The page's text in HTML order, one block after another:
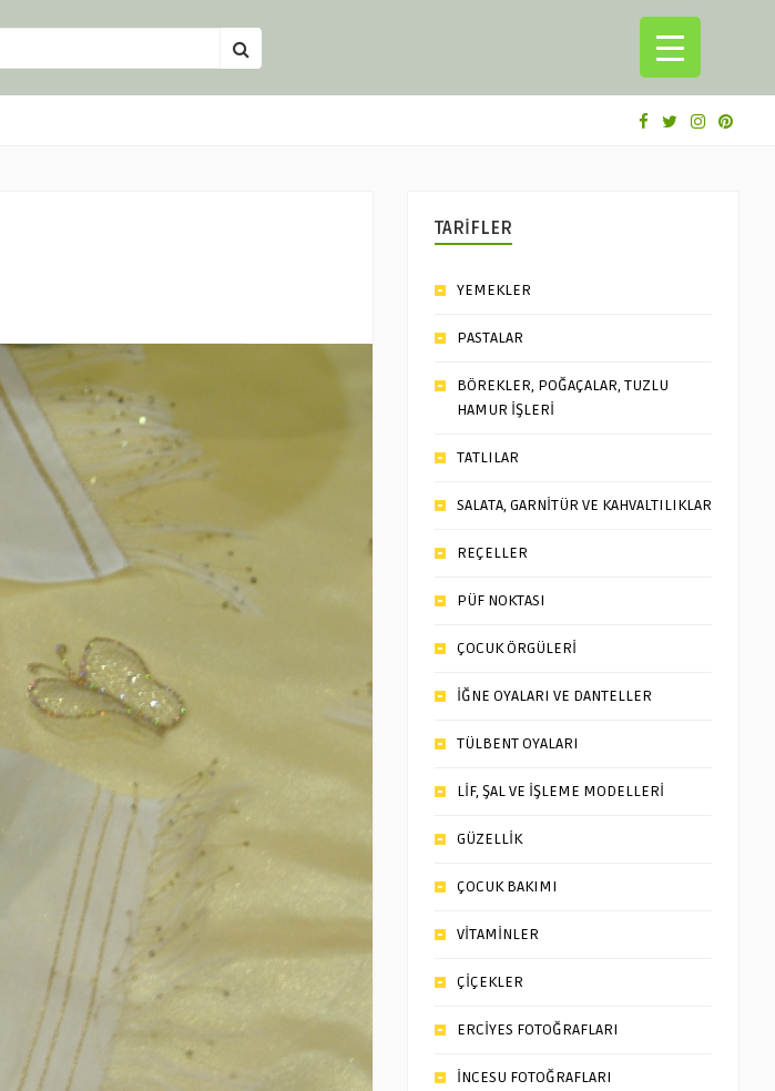
TARİFLER
YEMEKLER
PASTALAR
BÖREKLER, POĞAÇALAR, TUZLU
HAMUR İŞLERİ
TATLILAR
SALATA, GARNİTÜR VE KAHVALTILIKLAR
REÇELLER
PÜF NOKTASI
ÇOCUK ÖRGÜLERİ
İĞNE OYALARI VE DANTELLER
TÜLBENT OYALARI
LİF, ŞAL VE İŞLEME MODELLERİ
GÜZELLİK
ÇOCUK BAKIMI
VİTAMİNLER
ÇİÇEKLER
ERCİYES FOTOĞRAFLARI
İNCESU FOTOĞRAFLARI